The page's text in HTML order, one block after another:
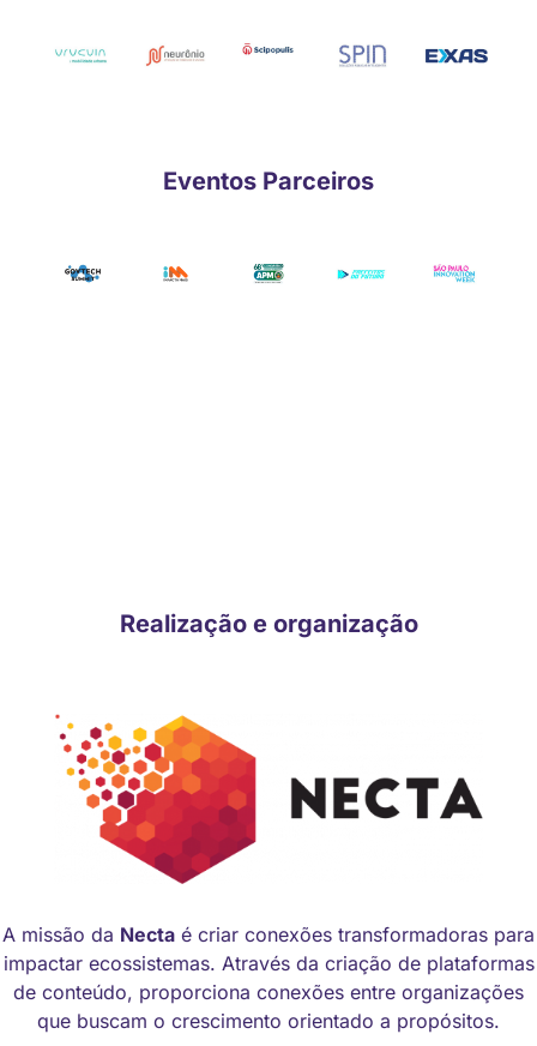
Eventos Parceiros
Realização e organização
A missão da Necta é criar conexões transformadoras para
impactar ecossistemas. Através da criação de plataformas
de conteúdo, proporciona conexões entre organizações
que buscam o crescimento orientado a propósitos.